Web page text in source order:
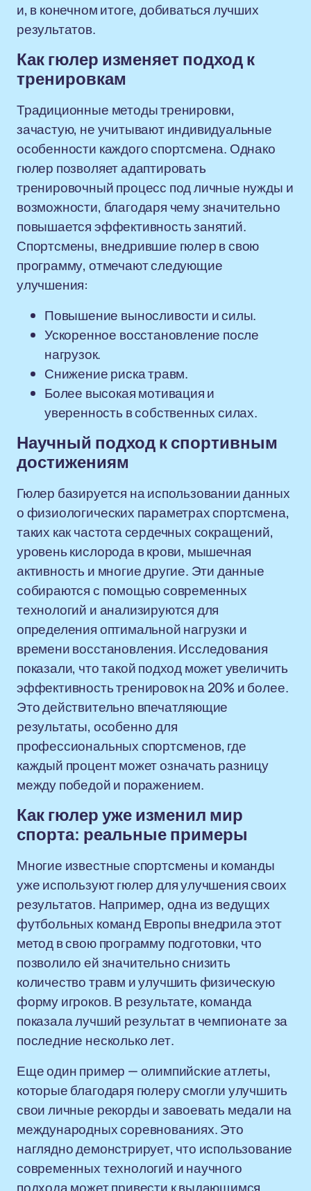
и, в конечном итоге, добиваться лучших
результатов.
Как гюлер изменяет подход к
тренировкам
Традиционные методы тренировки,
зачастую, не учитывают индивидуальные
особенности каждого спортсмена. Однако
гюлер позволяет адаптировать
тренировочный процесс под личные нужды и
возможности, благодаря чему значительно
повышается эффективность занятий.
Спортсмены, внедрившие гюлер в свою
программу, отмечают следующие
улучшения:
Повышение выносливости и силы.
Ускоренное восстановление после
нагрузок.
Снижение риска травм.
Более высокая мотивация и
уверенность в собственных силах.
Научный подход к спортивным
достижениям
Гюлер базируется на использовании данных
о физиологических параметрах спортсмена,
таких как частота сердечных сокращений,
уровень кислорода в крови, мышечная
активность и многие другие. Эти данные
собираются с помощью современных
технологий и анализируются для
определения оптимальной нагрузки и
времени восстановления. Исследования
показали, что такой подход может увеличить
эффективность тренировок на 20% и более.
Это действительно впечатляющие
результаты, особенно для
профессиональных спортсменов, где
каждый процент может означать разницу
между победой и поражением.
Как гюлер уже изменил мир
спорта: реальные примеры
Многие известные спортсмены и команды
уже используют гюлер для улучшения своих
результатов. Например, одна из ведущих
футбольных команд Европы внедрила этот
метод в свою программу подготовки, что
позволило ей значительно снизить
количество травм и улучшить физическую
форму игроков. В результате, команда
показала лучший результат в чемпионате за
последние несколько лет.
Еще один пример — олимпийские атлеты,
которые благодаря гюлеру смогли улучшить
свои личные рекорды и завоевать медали на
международных соревнованиях. Это
наглядно демонстрирует, что использование
современных технологий и научного